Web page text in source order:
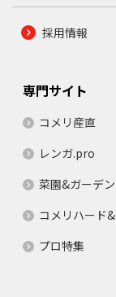
採用情報
専門サイト
コメリ産直
レンガ.pro
菜園&ガーデン
コメリハード
プロ特集